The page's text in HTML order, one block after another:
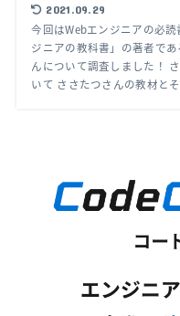
2021.09.29
今回はWebエンジニアの必
ジニアの教科書」の著者で
んについて調査しました！
いて ささたつさんの教材と